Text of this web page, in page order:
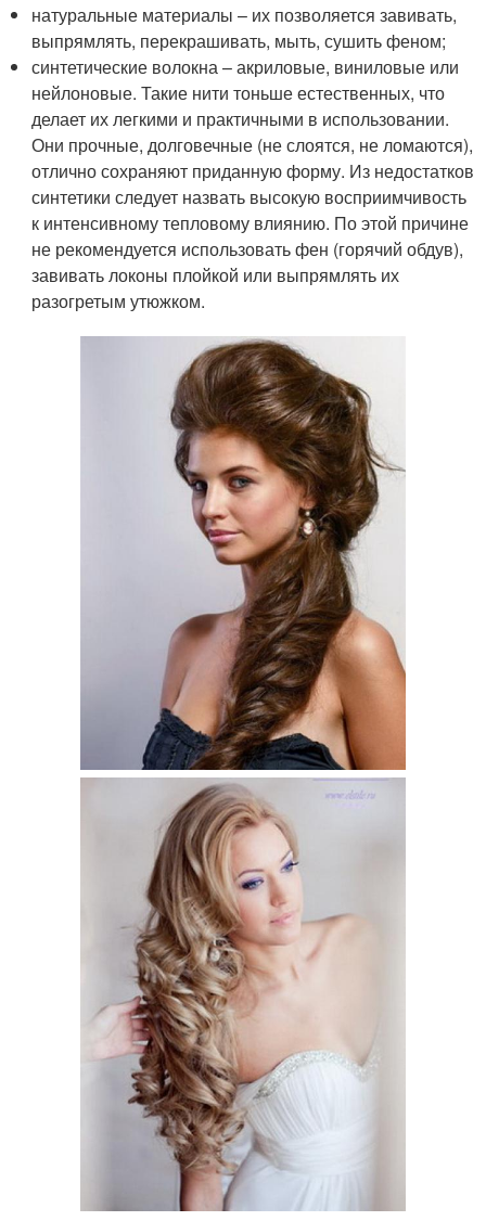
натуральные материалы – их позволяется завивать,
выпрямлять, перекрашивать, мыть, сушить феном;
синтетические волокна – акриловые, виниловые или
нейлоновые. Такие нити тоньше естественных, что
делает их легкими и практичными в использовании.
Они прочные, долговечные (не слоятся, не ломаются),
отлично сохраняют приданную форму. Из недостатков
синтетики следует назвать высокую восприимчивость
к интенсивному тепловому влиянию. По этой причине
не рекомендуется использовать фен (горячий обдув),
завивать локоны плойкой или выпрямлять их
разогретым утюжком.